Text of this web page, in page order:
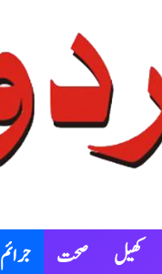
کھیل صحت جرائم